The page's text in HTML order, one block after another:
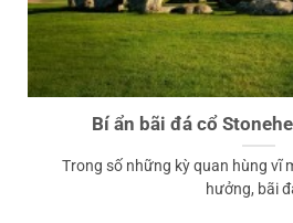
Bí ẩn bãi đá cổ
Trong số những kỳ quan hùng vĩ
hưởng, bãi